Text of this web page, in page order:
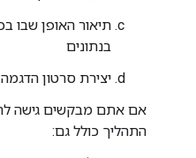
תיאור האופן שבו
בנתונים
יצירת סרטון הדגמה
התהליך כולל גם: